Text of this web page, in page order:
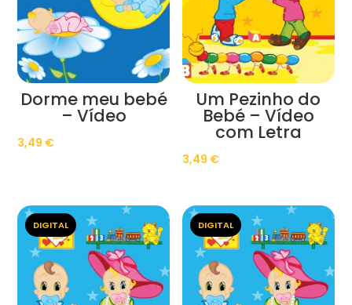
Dorme meu bebé
– Vídeo
3,49 €
Um Pezinho do
Bebé – Vídeo
com Letra
3,49 €
DIGITAL DIGITAL